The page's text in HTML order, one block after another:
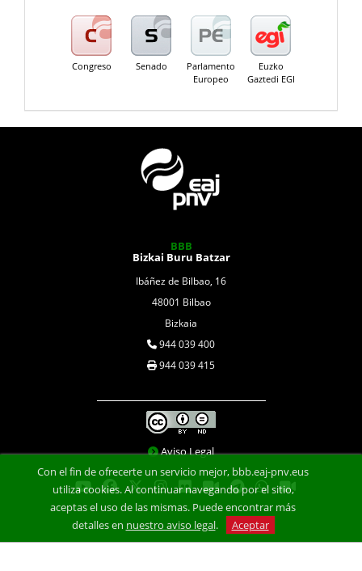
Congreso Senado
Parlamento
Europeo
Euzko
Gaztedi EGI
BBB
Bizkai Buru Batzar
Ibáñez de Bilbao, 16
48001 Bilbao
Bizkaia
944 039 400
944 039 415
Aviso Legal
Con el fin de ofrecerte un servicio mejor, bbb.eaj-pnv.eus
utiliza cookies. Al continuar navegando por el sitio,
aceptas el uso de las mismas. Puede encontrar más
detalles en nuestro aviso legal. Aceptar